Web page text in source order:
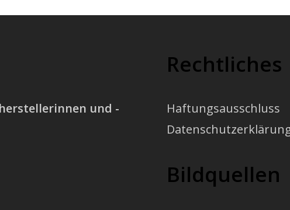
und -
Rechtliches
Haftungsausschluss
Bildquellen